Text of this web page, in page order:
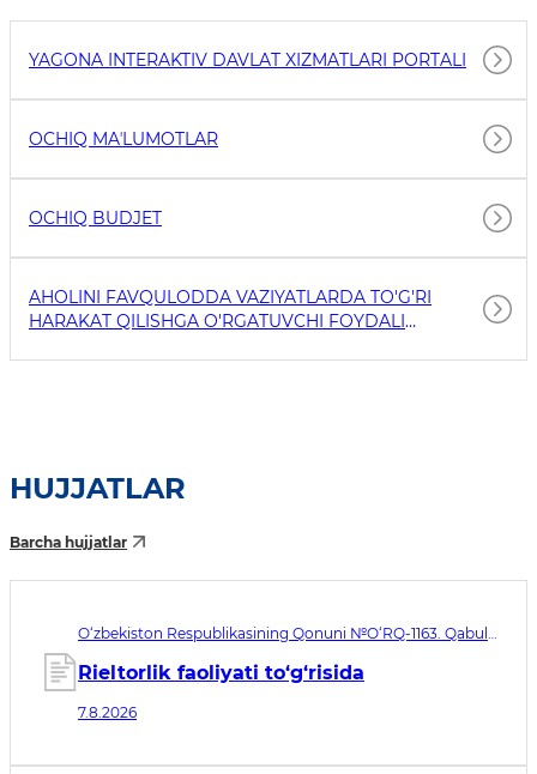
YAGONA INTERAKTIV DAVLAT XIZMATLARI PORTALI
OCHIQ MAʼLUMOTLAR
OCHIQ BUDJET
AHOLINI FAVQULODDA VAZIYATLARDA TO'G'RI
HARAKAT QILISHGA O'RGATUVCHI FOYDALI
HUJJATLAR
Barcha hujjatlar
O‘zbekiston Respublikasining Qonuni №O‘RQ-1163. Qabul
Rieltorlik faoliyati to‘g‘risida
7.8.2026